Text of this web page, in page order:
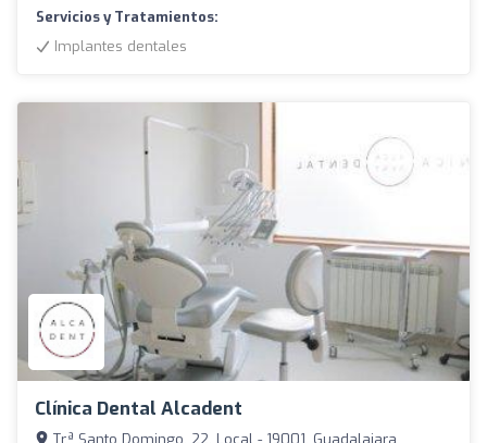
Servicios y Tratamientos:
Implantes dentales
Clínica Dental Alcadent
Tr.ª Santo Domingo, 22, Local - 19001, Guadalajara